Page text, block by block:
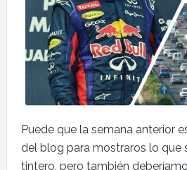
Puede que la semana anterior
del blog para mostraros lo que
tintero, pero también